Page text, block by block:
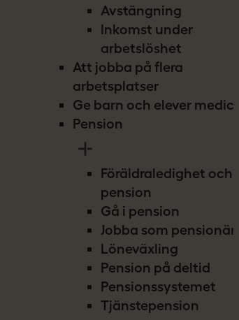
Avstängning
Inkomst under
arbetslöshet
Att jobba på flera
arbetsplatser
Ge barn och elever medicin
Pension
Föräldraledighet och
pension
Gå i pension
Jobba som pensionär
Löneväxling
Pension på deltid
Pensionssystemet
Tjänstepension